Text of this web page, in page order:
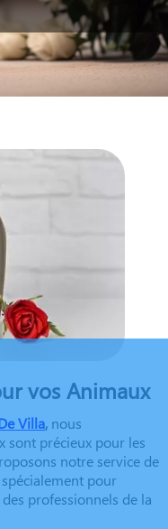
vos Animaux
Villa, nous
sont précieux pour les
notre service de
pour
professionnels de la